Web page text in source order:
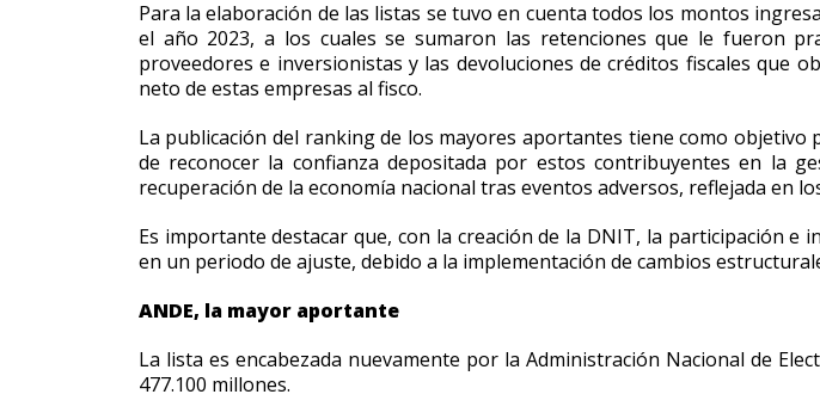
Para la elaboración de las listas se tuvo en cuenta todos los montos
el año 2023, a los cuales se sumaron las retenciones que le fueron
proveedores e inversionistas y las devoluciones de créditos fiscales
neto de estas empresas al fisco.
La publicación del ranking de los mayores aportantes tiene como
de reconocer la confianza depositada por estos contribuyentes en la
recuperación de la economía nacional tras eventos adversos, reflejada en
Es importante destacar que, con la creación de la DNIT, la participación
en un periodo de ajuste, debido a la implementación de cambios
ANDE, la mayor aportante
La lista es encabezada nuevamente por la Administración Nacional de
477.100 millones.